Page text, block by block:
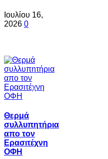
Ιουλίου 16,
2026 0
Θερμά
συλλυπητήρια
απο τον
Ερασιτέχνη
ΟΦΗ